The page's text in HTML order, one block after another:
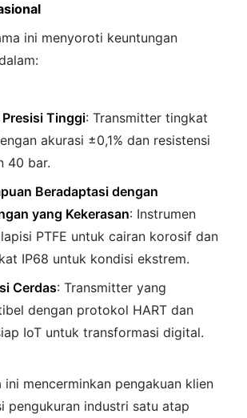
ini menyoroti keuntungan
Tinggi: Transmitter tingkat
akurasi ±0,1% dan resistensi
40 bar.
Beradaptasi dengan
yang Kekerasan: Instrumen
PTFE untuk cairan korosif dan
IP68 untuk kondisi ekstrem.
Cerdas: Transmitter yang
dengan protokol HART dan
IoT untuk transformasi digital.
mencerminkan pengakuan klien
pengukuran industri satu atap